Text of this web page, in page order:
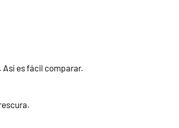
Así es fácil comparar.